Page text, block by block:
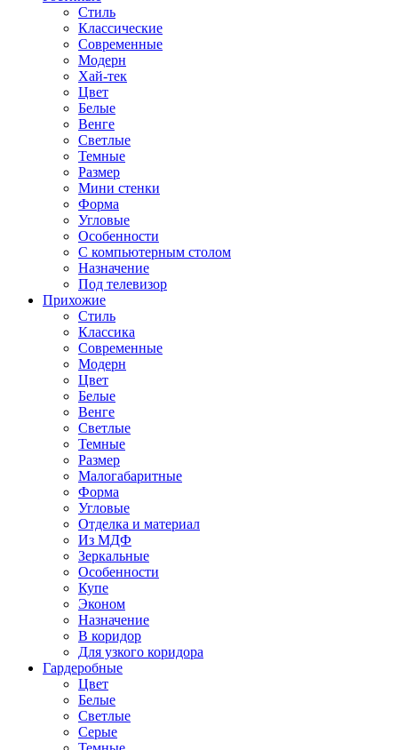
Стиль
Классические
Современные
Модерн
Хай-тек
Цвет
Белые
Венге
Светлые
Темные
Размер
Мини стенки
Форма
Угловые
Особенности
С компьютерным столом
Назначение
Под телевизор
Прихожие
Стиль
Классика
Современные
Модерн
Цвет
Белые
Венге
Светлые
Темные
Размер
Малогабаритные
Форма
Угловые
Отделка и материал
Из МДФ
Зеркальные
Особенности
Купе
Эконом
Назначение
В коридор
Для узкого коридора
Гардеробные
Цвет
Белые
Светлые
Серые